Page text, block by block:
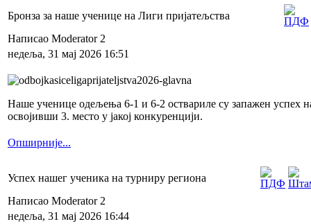
Бронза за наше ученице на Лиги пријатељства
Написао Moderator 2
недеља, 31 мај 2026 16:51
Наше ученице одељења 6-1 и 6-2 оствариле су запажен успех
освојивши 3. место у јакој конкуренцији.
Опширније...
Успех нашег ученика на турниру региона
Написао Moderator 2
недеља, 31 мај 2026 16:44